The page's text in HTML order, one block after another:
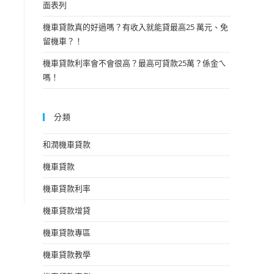
面表列
機車貸款真的好過嗎？有收入就能貸最高25 萬元、免
留機車？！
機車貸款利率會不會很高？最高可貸款25萬？係金ㄟ
嗎！
分類
和潤機車貸款
機車貸款
機車貸款利率
機車貸款增貸
機車貸款專區
機車貸款教學